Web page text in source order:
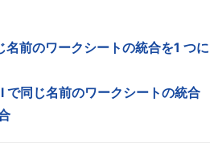
前のワークシートの統合を1 つに
同じ名前のワークシートの統合